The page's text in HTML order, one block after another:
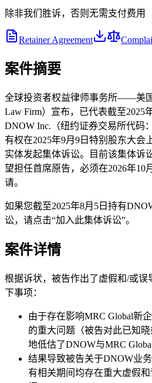
除非我们胜诉，否则无需支付费用
Retainer Agreement
案件摘要
全球投资者权益律师事务所——美
Law Firm）宣布，已代表截至2025
DNOW Inc.（纽约证券交易所代码
有权在2025年9月9日特别股东大会
实体发起集体诉讼。目前该集体诉
望担任首席原告，必须在2026年10
请。
如果您截至2025年8月5日持有
讼，请点击“加入此集体诉讼”。
案件详情
根据诉状，被告作出了虚假和/或误
下事项：
由于存在影响MRC Global新
的重大问题（被告对此已知
地低估了DNOW与MRC
结果导致被告关于DNOW业
有相关期间均存在重大虚假